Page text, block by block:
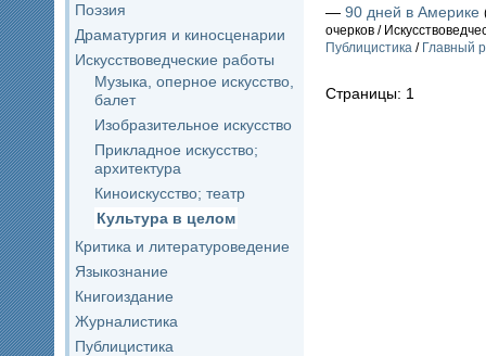
Поэзия
Драматургия и киносценарии
Искусствоведческие работы
Музыка, оперное искусство,
балет
Изобразительное искусство
Прикладное искусство;
архитектура
Киноискусство; театр
Культура в целом
Критика и литературоведение
Языкознание
Книгоиздание
Журналистика
Публицистика
— 90 дней в Америке
очерков /
Публицистика / Главный
Страницы: 1